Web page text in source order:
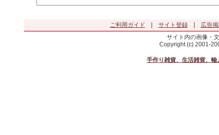
ご利用ガイド サイト登録|
広告
サイト内の画像・
Copyright (c) 2001-
手作り雑貨、生活雑貨、